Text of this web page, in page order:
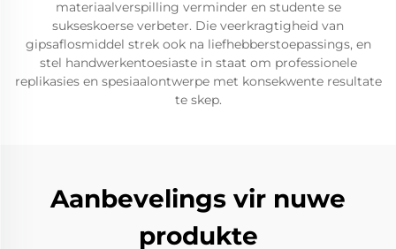
materiaalverspilling verminder en studente se
sukseskoerse verbeter. Die veerkragtigheid van
gipsaflosmiddel strek ook na liefhebberstoepassings, en
stel handwerkentoesiaste in staat om professionele
replikasies en spesiaalontwerpe met konsekwente resultate
te skep.
Aanbevelings vir nuwe
produkte